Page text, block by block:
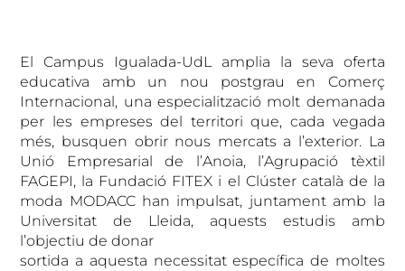
El Campus Igualada-UdL amplia la seva oferta
educativa amb un nou postgrau en Comerç
Internacional, una especialització molt demanada
per les empreses del territori que, cada vegada
més, busquen obrir nous mercats a l’exterior. La
Unió Empresarial de l’Anoia, l’Agrupació tèxtil
FAGEPI, la Fundació FITEX i el Clúster català de la
moda MODACC han impulsat, juntament amb la
Universitat de Lleida, aquests estudis amb
l’objectiu de donar
sortida a aquesta necessitat específica de moltes